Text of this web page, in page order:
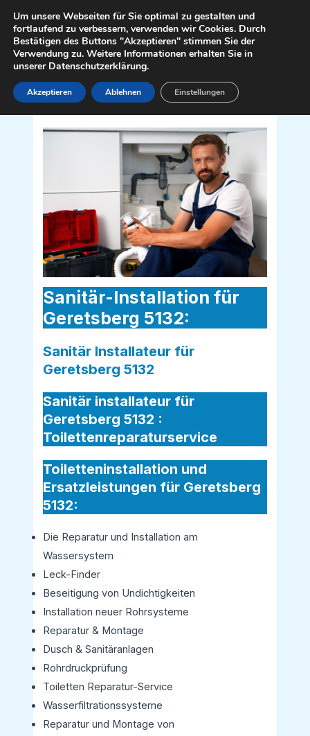
Inhalt
springen
Sanitär Installateur für Geretsberg
Sanitär-Installation für
Geretsberg 5132:
Sanitär Installateur für
Geretsberg 5132
Sanitär installateur für
Geretsberg 5132 :
Toilettenreparaturservice
Toiletteninstallation und
Ersatzleistungen für Geretsberg
5132:
Die Reparatur und Installation am
Wassersystem
Leck-Finder
Beseitigung von Undichtigkeiten
Installation neuer Rohrsysteme
Reparatur & Montage
Dusch & Sanitäranlagen
Rohrdruckprüfung
Toiletten Reparatur-Service
Wasserfiltrationssysteme
Reparatur und Montage von
Um unsere Webseiten für Sie optimal zu gestalten und
fortlaufend zu verbessern, verwenden wir Cookies. Durch
Bestätigen des Buttons "Akzeptieren" stimmen Sie der
Verwendung zu. Weitere Informationen erhalten Sie in
unserer Datenschutzerklärung.
Akzeptieren Ablehnen Einstellungen